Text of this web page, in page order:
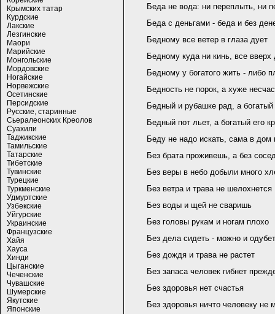
Крымских татар
Курдские
Лакские
Лезгинские
Маори
Марийские
Монгольские
Мордовские
Ногайские
Норвежские
Осетинские
Персидские
Русские, старинные
Сьералеонских Креолов
Суахили
Таджикские
Тамильские
Татарские
Тибетские
Тувинские
Турецкие
Туркменские
Удмуртские
Узбекские
Уйгурские
Украинские
Французские
Хайя
Хауса
Хинди
Цыганские
Чеченские
Чувашские
Шумерские
Якутские
Японские
Беда не вода: ни переплыть, ни
Беда с деньгами - беда и без
Бедному все ветер в глаза дует
Бедному куда ни кинь, все вверх
Бедному у богатого жить - либо
Бедность не порок, а хуже
Бедный и рубашке рад, а богатый
Бедный пот льет, а богатый его
Беду не надо искать, сама в дом
Без брата проживешь, а без
Без веры в небо добыли много
Без ветра и трава не шелохнется
Без воды и щей не сваришь
Без головы рукам и ногам плохо
Без дела сидеть - можно и
Без дождя и трава не растет
Без запаса человек гибнет
Без здоровья нет счастья
Без здоровья ничто человеку не